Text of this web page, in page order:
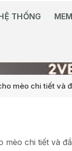
THỐNG
mèo chi tiết và
mèo chi tiết và